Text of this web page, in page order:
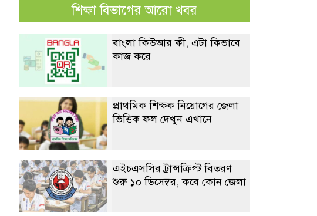
শিক্ষা বিভাগের আরো খবর
বাংলা কিউআর কী, এটা কিভাবে
কাজ করে
প্রাথমিক শিক্ষক নিয়োগের জেলা
ভিত্তিক ফল দেখুন এখানে
এইচএসসির ট্রান্সক্রিপ্ট বিতরণ
শুরু ১০ ডিসেম্বর, কবে কোন জেলা